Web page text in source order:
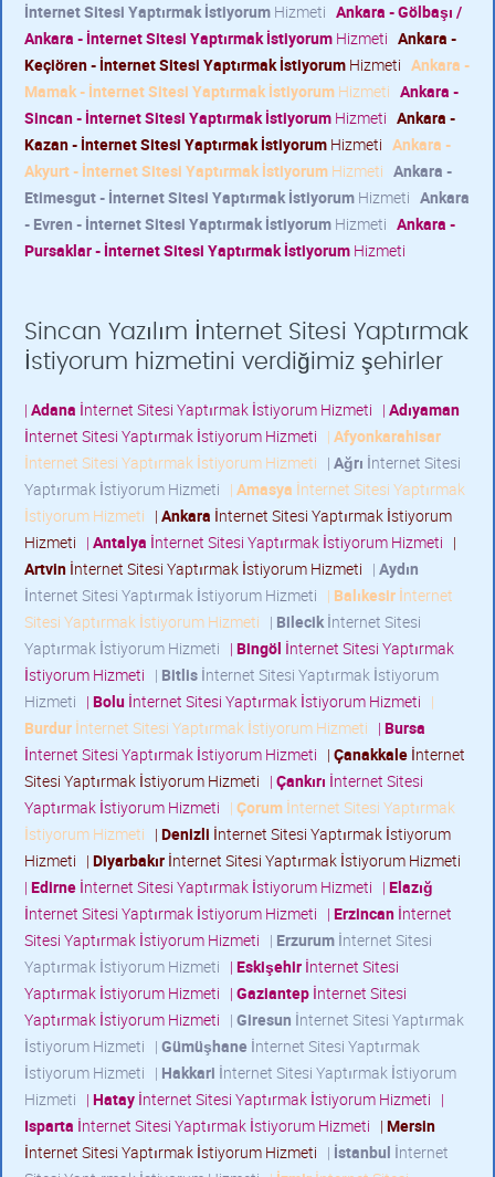
İnternet Sitesi Yaptırmak İstiyorum Hizmeti Ankara - Gölbaşı /
Ankara - İnternet Sitesi Yaptırmak İstiyorum Hizmeti Ankara -
Keçiören - İnternet Sitesi Yaptırmak İstiyorum Hizmeti Ankara -
Mamak - İnternet Sitesi Yaptırmak İstiyorum Hizmeti Ankara -
Sincan - İnternet Sitesi Yaptırmak İstiyorum Hizmeti Ankara -
Kazan - İnternet Sitesi Yaptırmak İstiyorum Hizmeti Ankara -
Akyurt - İnternet Sitesi Yaptırmak İstiyorum Hizmeti Ankara -
Etimesgut - İnternet Sitesi Yaptırmak İstiyorum Hizmeti Ankara
- Evren - İnternet Sitesi Yaptırmak İstiyorum Hizmeti Ankara -
Pursaklar - İnternet Sitesi Yaptırmak İstiyorum Hizmeti
Sincan Yazılım İnternet Sitesi Yaptırmak
İstiyorum hizmetini verdiğimiz şehirler
| Adana İnternet Sitesi Yaptırmak İstiyorum Hizmeti | Adıyaman
İnternet Sitesi Yaptırmak İstiyorum Hizmeti | Afyonkarahisar
İnternet Sitesi Yaptırmak İstiyorum Hizmeti | Ağrı İnternet Sitesi
Yaptırmak İstiyorum Hizmeti | Amasya İnternet Sitesi Yaptırmak
İstiyorum Hizmeti | Ankara İnternet Sitesi Yaptırmak İstiyorum
Hizmeti | Antalya İnternet Sitesi Yaptırmak İstiyorum Hizmeti |
Artvin İnternet Sitesi Yaptırmak İstiyorum Hizmeti | Aydın
İnternet Sitesi Yaptırmak İstiyorum Hizmeti | Balıkesir İnternet
Sitesi Yaptırmak İstiyorum Hizmeti | Bilecikİnternet Sitesi
Yaptırmak İstiyorum Hizmeti | Bingöl İnternet Sitesi Yaptırmak
İstiyorum Hizmeti | Bitlis İnternet Sitesi Yaptırmak İstiyorum
Hizmeti | Bolu İnternet Sitesi Yaptırmak İstiyorum Hizmeti |
Burdur İnternet Sitesi Yaptırmak İstiyorum Hizmeti | Bursa
İnternet Sitesi Yaptırmak İstiyorum Hizmeti | Çanakkale İnternet
Sitesi Yaptırmak İstiyorum Hizmeti | Çankırı İnternet Sitesi
Yaptırmak İstiyorum Hizmeti | Çorum İnternet Sitesi Yaptırmak
İstiyorum Hizmeti | Denizli İnternet Sitesi Yaptırmak İstiyorum
Hizmeti | Diyarbakır İnternet Sitesi Yaptırmak İstiyorum Hizmeti
| Edirne İnternet Sitesi Yaptırmak İstiyorum Hizmeti | Elazığ
İnternet Sitesi Yaptırmak İstiyorum Hizmeti | Erzincan İnternet
Sitesi Yaptırmak İstiyorum Hizmeti | Erzurum İnternet Sitesi
Yaptırmak İstiyorum Hizmeti | Eskişehir İnternet Sitesi
Yaptırmak İstiyorum Hizmeti | Gaziantep İnternet Sitesi
Yaptırmak İstiyorum Hizmeti | Giresun İnternet Sitesi Yaptırmak
İstiyorum Hizmeti | Gümüşhane İnternet Sitesi Yaptırmak
İstiyorum Hizmeti | Hakkari İnternet Sitesi Yaptırmak İstiyorum
Hizmeti | Hatay İnternet Sitesi Yaptırmak İstiyorum Hizmeti |
Isparta İnternet Sitesi Yaptırmak İstiyorum Hizmeti | Mersin
İnternet Sitesi Yaptırmak İstiyorum Hizmeti | İstanbul İnternet